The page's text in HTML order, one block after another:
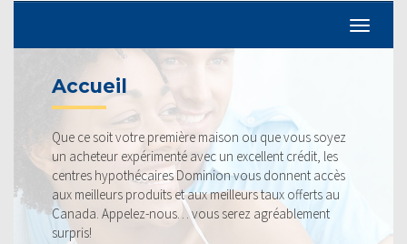
maison ou que vous soyez
avec un excellent crédit, les
Dominion vous donnent accès
et aux meilleurs taux offerts au
vous serez agréablement
Nos taux sont toujours
fiers de pouvoir vous
profitable. Jetez un
la concurrence.
VOIR LES TAUX